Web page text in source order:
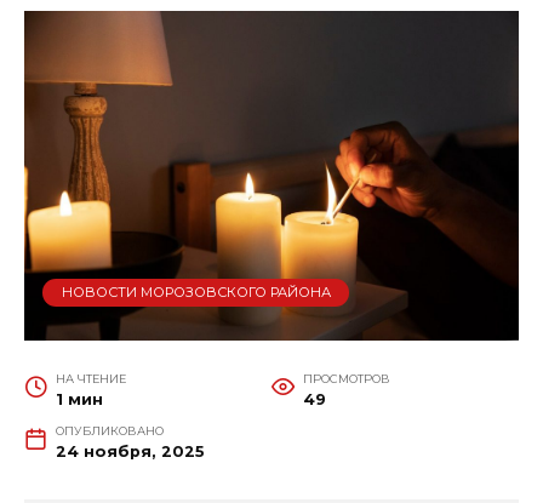
НОВОСТИ МОРОЗОВСКОГО РАЙОНА
НА ЧТЕНИЕ
1 мин
ПРОСМОТРОВ
49
ОПУБЛИКОВАНО
24 ноября, 2025